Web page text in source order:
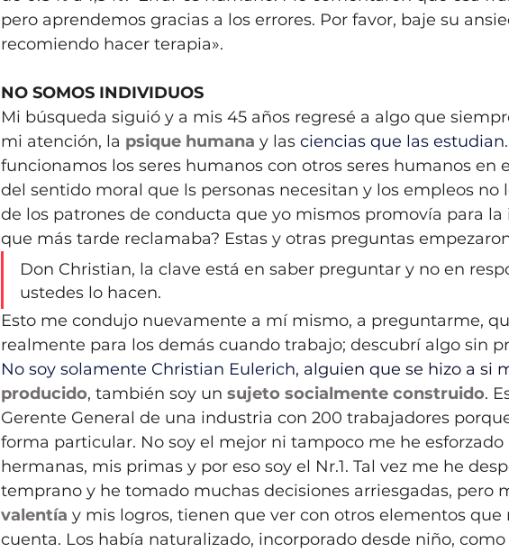
pero aprendemos gracias a los errores. Por favor, baje su
recomiendo hacer terapia».
NO SOMOS INDIVIDUOS
Mi búsqueda siguió y a mis 45 años regresé a algo que
mi atención, la psique humana y las ciencias que las estudian
funcionamos los seres humanos con otros seres humanos en
del sentido moral que ls personas necesitan y los empleos no
de los patrones de conducta que yo mismos promovía para
que más tarde reclamaba? Estas y otras preguntas
Don Christian, la clave está en saber preguntar y no en
ustedes lo hacen.
Esto me condujo nuevamente a mí mismo, a preguntarme,
realmente para los demás cuando trabajo; descubrí algo sin
No soy solamente Christian Eulerich, alguien que se hizo a si
producido, también soy un sujeto socialmente construido.
Gerente General de una industria con 200 trabajadores
forma particular. No soy el mejor ni tampoco me he
hermanas, mis primas y por eso soy el Nr.1. Tal vez me he
temprano y he tomado muchas decisiones arriesgadas, pero
valentía y mis logros, tienen que ver con otros elementos que
cuenta. Los había naturalizado, incorporado desde niño,